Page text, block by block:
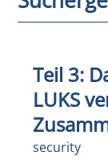
Teil 3:
LUKS
security